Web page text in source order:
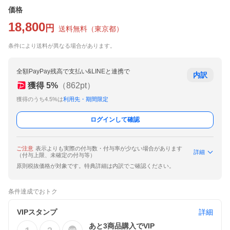
価格
18,800 円 送料無料 （東京都）
条件により送料が異なる場合があります。
全額PayPay残高で支払い&LINEと連携で
獲得 5% （862pt）
獲得のうち4.5%は利用先・期間限定
内訳
ログインして確認
ご注意 表示よりも実際の付与数・付与率が少ない場合があります
（付与上限、未確定の付与等）
詳細
原則税抜価格が対象です。特典詳細は内訳でご確認ください。
条件達成でおトク
VIPスタンプ
詳細
あと3商品購入でVIP